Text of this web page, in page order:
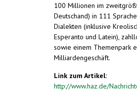
100 Millionen im
Deutschand) in 111
Dialekten (inklusive
Esperanto und Latein),
sowie einem Themenpark
Milliardengeschäft.
Link zum Artikel:
http://www.haz.de/